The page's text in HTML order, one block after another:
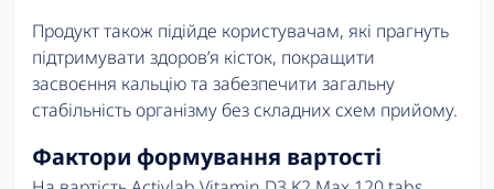
Продукт також підійде користувачам, які прагнуть
підтримувати здоров’я кісток, покращити
засвоєння кальцію та забезпечити загальну
стабільність організму без складних схем прийому.
Фактори формування вартості